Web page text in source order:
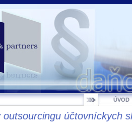
ÚVOD
outsourcingu účtovníckych